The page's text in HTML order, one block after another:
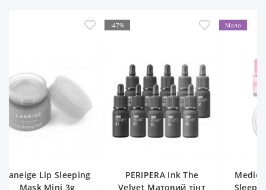
PERIPERA Ink The
Velvet Матовий тінт
Medicube PDRN Lip
Sleeping Mask 10 gr